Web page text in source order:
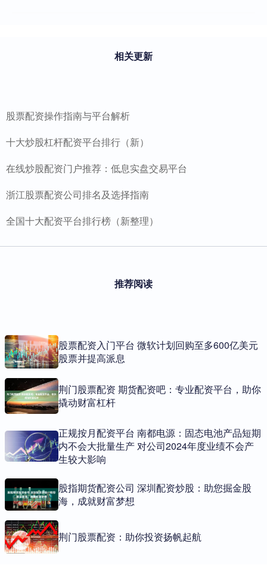
相关更新
股票配资操作指南与平台解析
十大炒股杠杆配资平台排行（新）
在线炒股配资门户推荐：低息实盘交易平台
浙江股票配资公司排名及选择指南
全国十大配资平台排行榜（新整理）
推荐阅读
股票配资入门平台 微软计划回购至多600亿美元
股票并提高派息
荆门股票配资 期货配资吧：专业配资平台，助你
撬动财富杠杆
正规按月配资平台 南都电源：固态电池产品短期
内不会大批量生产 对公司2024年度业绩不会产
生较大影响
股指期货配资公司 深圳配资炒股：助您掘金股
海，成就财富梦想
荆门股票配资：助你投资扬帆起航